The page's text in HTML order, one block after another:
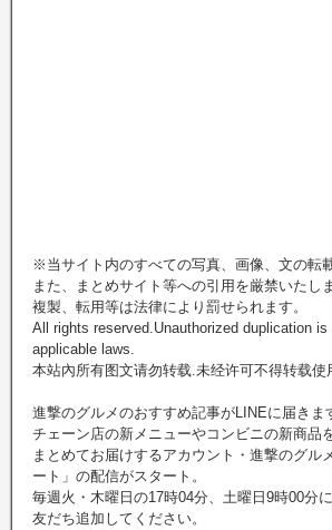
※当サイト内のすべての写真、画像、文の転
また、まとめサイト等への引用を厳禁いたし
複製、転用等は法律により罰せられます。
All rights reserved.Unauthorized duplication
applicable laws.
本站內所有图文请勿转载.未经许可不得转载使
進撃のグルメのおすすめ記事がLINEに届きま
チェーン店の新メニューやコンビニの新商品
まとめてお届けするアカウント・進撃のグル
ート」の配信がスタート。
毎週火・木曜日の17時04分、土曜日9時00分
友だち追加してください。